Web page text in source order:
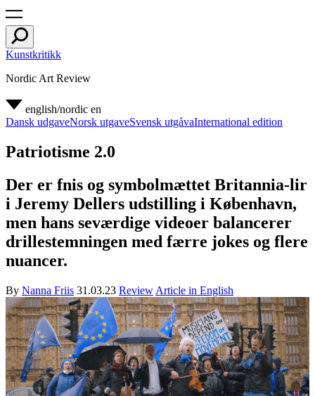
Kunstkritikk
Nordic Art Review
english/nordic en
Dansk udgaveNorsk utgaveSvensk utgåvaInternational edition
Patriotisme 2.0
Der er fnis og symbolmættet Britannia-lir
i Jeremy Dellers udstilling i København,
men hans seværdige videoer balancerer
drillestemningen med færre jokes og flere
nuancer.
By Nanna Friis 31.03.23 Review Article in English